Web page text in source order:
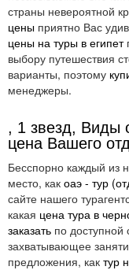
страны невероятной
цены приятно Вас
цены на туры в египет
выбору путешествия
варианты, поэтому
менеджеры.
, 1 звезд, Виды
цена Вашего
Бесспорно каждый из
место, как оаэ - тур
сайте нашего
какая цена тура в
заказать по доступной
захватывающее
предложения, как тур